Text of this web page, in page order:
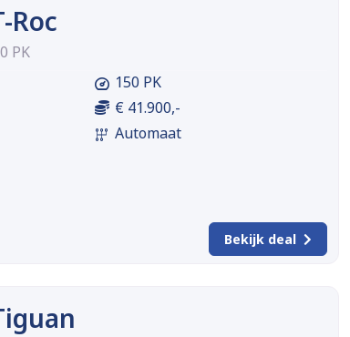
Roc
PK
150 PK
€ 41.900,-
Automaat
Bekijk deal